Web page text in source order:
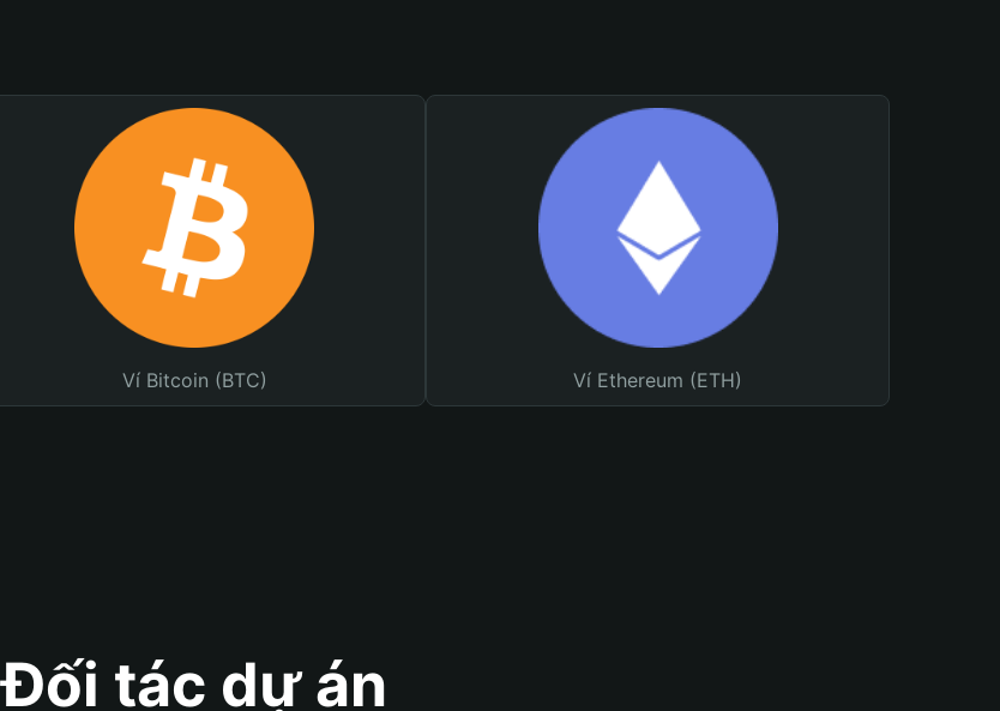
Ví Bitcoin (BTC) Ví Ethereum (ETH)
Đối tác dự án